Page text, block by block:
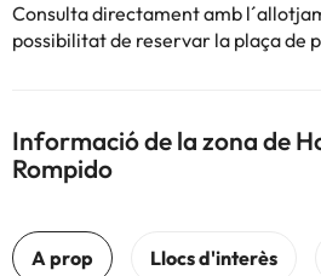
Consulta directament amb
possibilitat de reservar la plaça de
Informació de la zona de
Rompido